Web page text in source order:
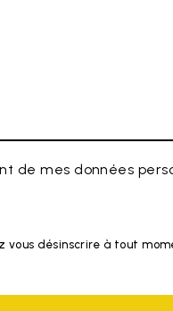
de mes données
vous désinscrire à tout